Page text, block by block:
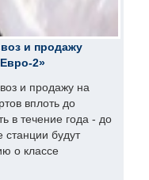
и продажу
2»
и продажу на
вплоть до
в течение года - до
станции будут
о классе